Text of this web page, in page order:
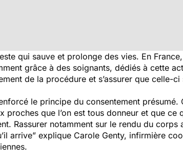
qui sauve et prolonge des vies. En
grâce à des soignants, dédiés à cette
de la procédure et s’assurer que celle-ci
le principe du consentement présumé.
proches que l’on est tous donneur et que ce
Rassurer notamment sur le rendu du corps
arrive” explique Carole Genty, infirmière